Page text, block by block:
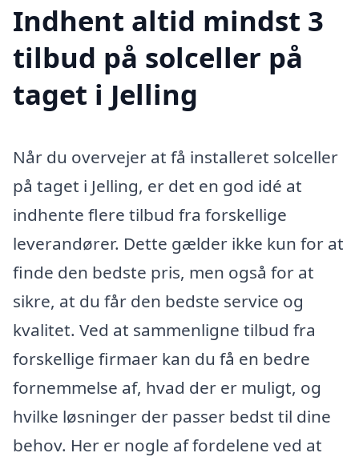
Indhent altid mindst 3
tilbud på solceller på
taget i Jelling
Når du overvejer at få installeret solceller
på taget i Jelling, er det en god idé at
indhente flere tilbud fra forskellige
leverandører. Dette gælder ikke kun for at
finde den bedste pris, men også for at
sikre, at du får den bedste service og
kvalitet. Ved at sammenligne tilbud fra
forskellige firmaer kan du få en bedre
fornemmelse af, hvad der er muligt, og
hvilke løsninger der passer bedst til dine
behov. Her er nogle af fordelene ved at